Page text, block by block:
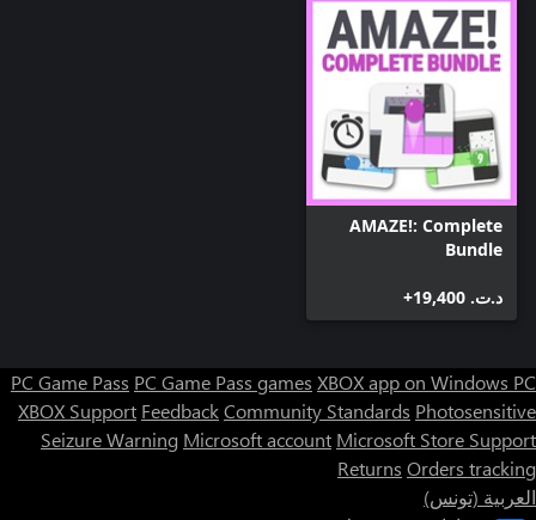
AMAZE!: Complete
Bundle
د.ت.‏ 19,400+
PC Game Pass PC Game Pass games XBOX app on Windows PC
XBOX Support FeedbackCommunity Standards Photosensitive
Seizure Warning Microsoft account Microsoft Store Support
Returns Orders tracking
العربية (تونس)